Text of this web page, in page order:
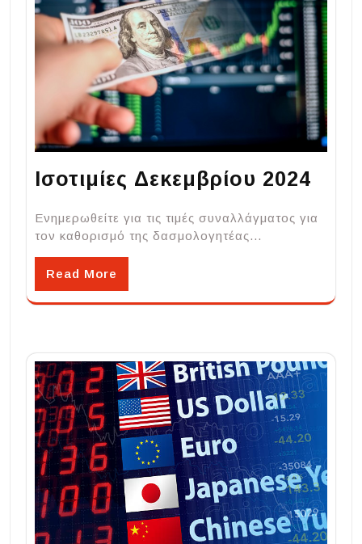
Ισοτιμίες Δεκεμβρίου 2024
Ενημερωθείτε για τις τιμές συναλλάγματος για
τον καθορισμό της δασμολογητέας…
Read More